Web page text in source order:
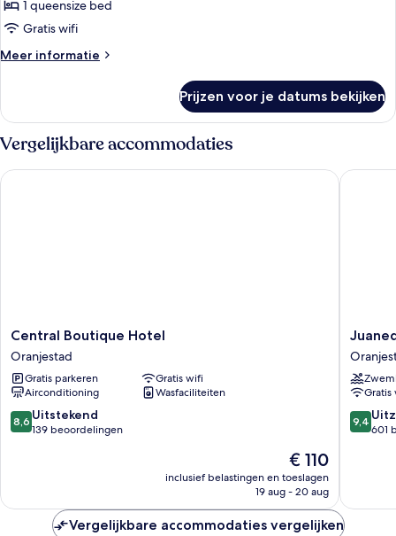
1 queensize bed
Gratis wifi
Meer informatie
Meer
appartement
Prijzen voor je datums bekijken
Vergelijkbare accommodaties
Central
Boutique
Hotel
Oranjestad
Central Boutique Hotel
Oranjestad
Gratis parkeren
Gratis wifi
Airconditioning
Wasfaciliteiten
8.6
van
8,6 Uitstekend
139 beoordelingen
De
prijs
is
€ 110
inclusief belastingen en toeslagen
19 aug - 20 aug
Central Boutique Hotel
Suites
Gratis
9.4
van
9,4
601
Vergelijkbare accommodaties vergelijken